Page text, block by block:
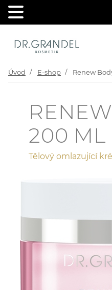
Úvod E-shop Renew
200 ML
Tělový omlazující